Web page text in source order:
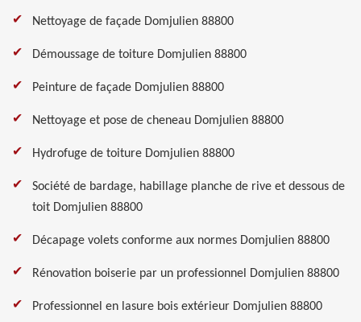
Nettoyage de façade Domjulien 88800
Démoussage de toiture Domjulien 88800
Peinture de façade Domjulien 88800
Nettoyage et pose de cheneau Domjulien 88800
Hydrofuge de toiture Domjulien 88800
Société de bardage, habillage planche de rive et dessous de
toit Domjulien 88800
Décapage volets conforme aux normes Domjulien 88800
Rénovation boiserie par un professionnel Domjulien 88800
Professionnel en lasure bois extérieur Domjulien 88800